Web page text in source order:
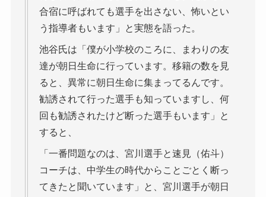
合宿に呼ばれても選手を出さない、怖いとい
う指導者もいます」と実態を語った。
池谷氏は「僕が小学校のころに、まわりの友
達が朝日生命に行っています。移籍の数を見
ると、異常に朝日生命に集まってるんです。
勧誘されて行った選手も知っていますし、何
回も勧誘されたけど断った選手もいます」と
すると、
「一番問題なのは、宮川選手と速見（佑斗）
コーチは、中学生の時代からことごとく断っ
てきたと聞いています」と、宮川選手が朝日